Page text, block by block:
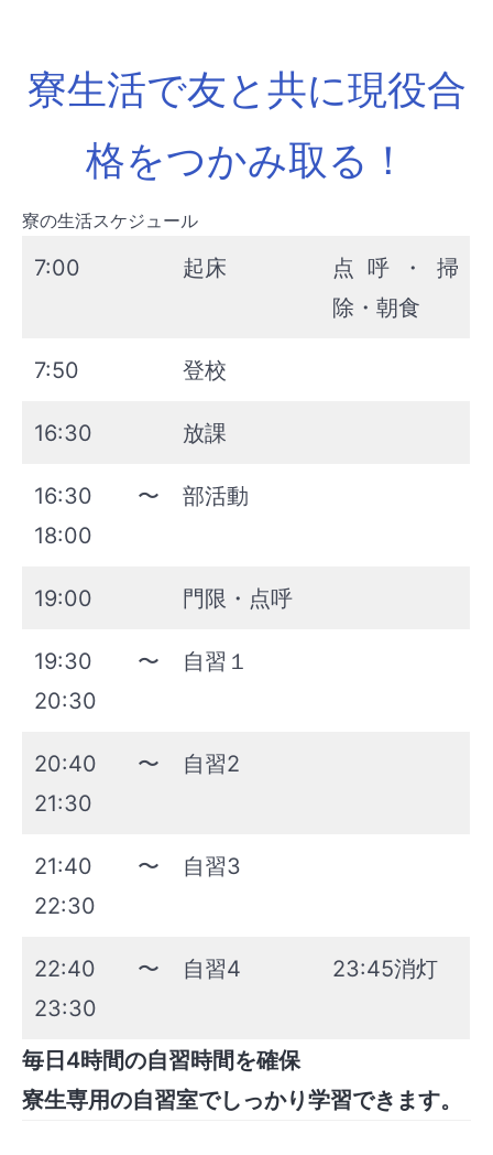
寮生活で友と共に現役合
格をつかみ取る！
寮の生活スケジュール
7:00 起床
点呼・掃
除・朝食
7:50 登校
16:30 放課
16:30〜
18:00
部活動
19:00 門限・点呼
19:30〜
20:30
自習１
20:40〜
21:30
自習2
21:40〜
22:30
自習3
22:40〜
23:30
自習4 23:45消灯
毎日4時間の自習時間を確保
寮生専用の自習室でしっかり学習できます。